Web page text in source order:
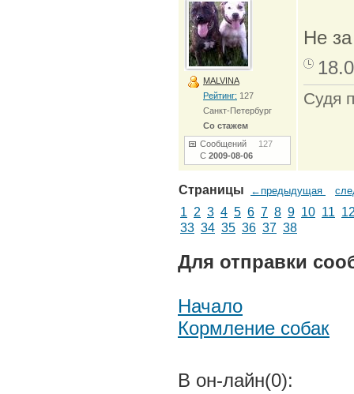
MALVINA
Рейтинг: 127
Санкт-Петербург
Со стажем
Сообщений 127
С 2009-08-06
Не
Судя
Страницы ←предыдущая
1 2 3 4 5 6 7 8 9 10 11
33 34 35 36 37 38
Для отправки
Начало
Кормление собак
В он-лайн(0):